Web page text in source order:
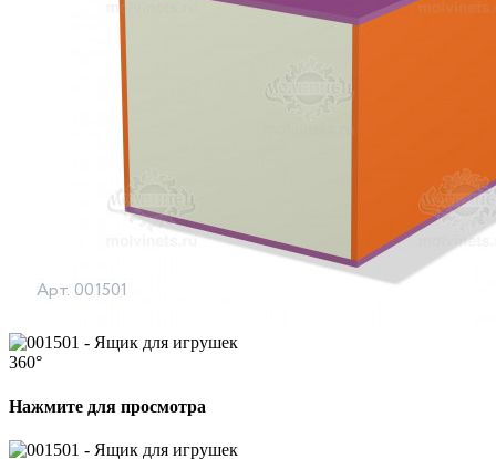
360°
Нажмите для просмотра